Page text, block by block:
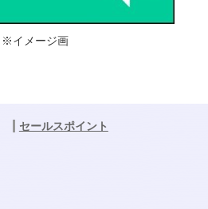
※イメージ画
セールスポイント